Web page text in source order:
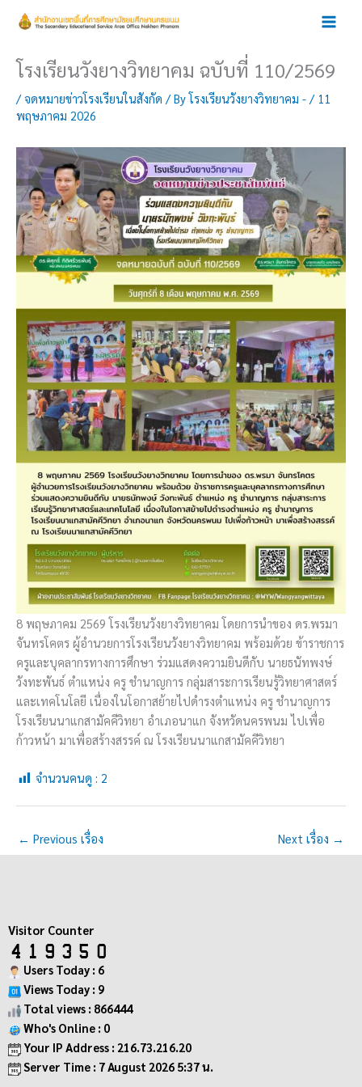
โรงเรียนวังยางวิทยาคม ฉบับที่ 110/2569
/จดหมายข่าวโรงเรียนในสังกัด / Byโรงเรียนวังยางวิทยาคม - / 11
พฤษภาคม 2026
8 พฤษภาคม 2569 โรงเรียนวังยางวิทยาคม โดยการนำของ ดร.พรมา
จันทรโคตร ผู้อำนวยการโรงเรียนวังยางวิทยาคม พร้อมด้วย ข้าราชการ
ครูและบุคลากรทางการศึกษา ร่วมแสดงความยินดีกับ นายธนัทพงษ์
วังทะพันธ์ ตำแหน่ง ครู ชำนาญการ กลุ่มสาระการเรียนรู้วิทยาศาสตร์
และเทคโนโลยี เนื่องในโอกาสย้ายไปดำรงตำแหน่ง ครู ชำนาญการ
โรงเรียนนาแกสามัคคีวิทยา อำเภอนาแก จังหวัดนครพนม ไปเพื่อ
ก้าวหน้า มาเพื่อสร้างสรรค์ ณ โรงเรียนนาแกสามัคคีวิทยา
จำนวนคนดู : 2
← Previous เรื่อง Next เรื่อง →
Visitor Counter
Users Today : 6
Views Today : 9
Total views : 866444
Who's Online : 0
Your IP Address : 216.73.216.20
Server Time : 7 August 2026 5:37 น.